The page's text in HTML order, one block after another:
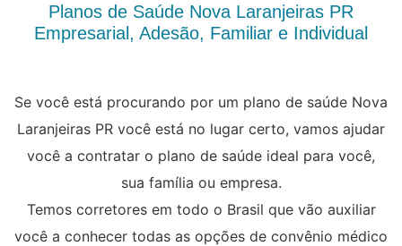
Planos de Saúde Nova Laranjeiras PR
Empresarial, Adesão, Familiar e Individual
Se você está procurando por um plano de saúde Nova
Laranjeiras PR você está no lugar certo, vamos ajudar
você a contratar o plano de saúde ideal para você,
sua família ou empresa.
Temos corretores em todo o Brasil que vão auxiliar
você a conhecer todas as opções de convênio médico